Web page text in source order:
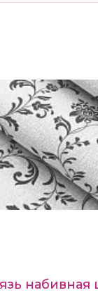
набивная